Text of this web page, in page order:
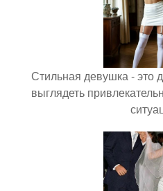
Стильная девушка - это
выглядеть